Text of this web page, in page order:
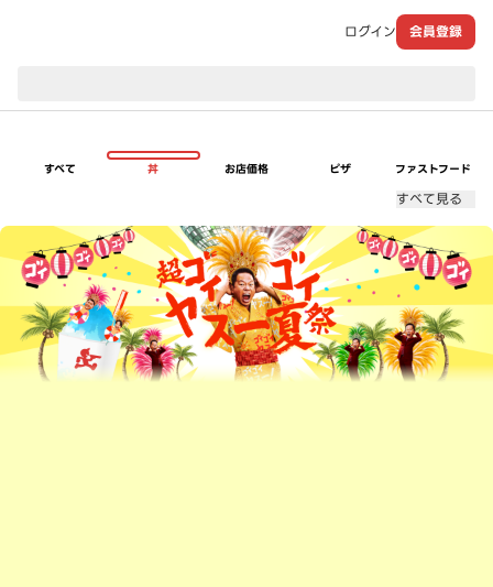
ログイン 会員登録
すべて 丼 お店価格 ピザ ファストフード
すべて見る
超ゴイゴイヤスー夏祭